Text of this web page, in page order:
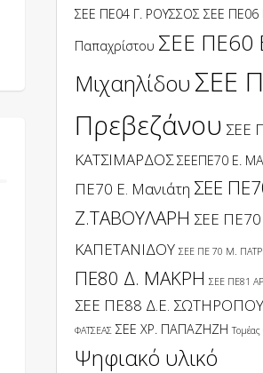
ΣΕΕ ΠΕ04 Γ. ΡΟΥΣΣΟΣ ΣΕΕ ΠΕ06
Παπαχρίστου ΣΕΕ ΠΕ60
Μιχαηλίδου ΣΕΕ
Πρεβεζάνου ΣΕΕ
ΚΑΤΣΙΜΑΡΔΟΣ ΣΕΕΠΕ70 Ε.
ΠΕ70 Ε. Μανιάτη ΣΕΕ
Ζ.ΤΑΒΟΥΛΑΡΗ ΣΕΕ
ΚΑΠΕΤΑΝΙΔΟΥ ΣΕΕ ΠΕ 70 Μ.
ΠΕ80 Δ. ΜΑΚΡΗ ΣΕΕ ΠΕ81
ΣΕΕ ΠΕ88 Δ.Ε.
ΦΑΤΣΕΑΣ ΣΕΕ ΧΡ. ΠΑΠΑΖΗΖΗ Τομέας
Ψηφιακό υλικό